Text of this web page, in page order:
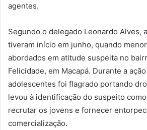
agentes.
Segundo o delegado Leonardo Alves,
tiveram início em junho, quando
abordados em atitude suspeita no
Felicidade, em Macapá. Durante a
adolescentes foi flagrado portando
levou à identificação do suspeito
recrutar os jovens e fornecer
comercialização.